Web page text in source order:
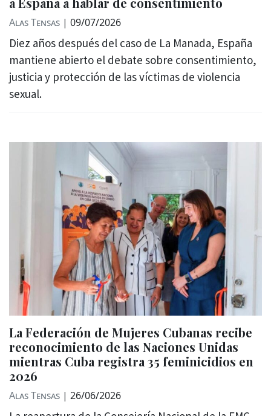
Alas Tensas | 09/07/2026
Diez años después del caso de La Manada, España
mantiene abierto el debate sobre consentimiento,
justicia y protección de las víctimas de violencia
sexual.
La Federación de Mujeres Cubanas recibe
reconocimiento de las Naciones Unidas
mientras Cuba registra 35 feminicidios en
2026
Alas Tensas | 26/06/2026